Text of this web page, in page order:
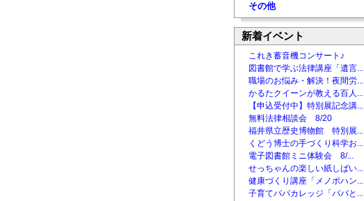
その他
新着イベント
これき蓄音機コンサート♪
図書館で学ぶ法律講座「遺言...
職場のお悩み・解決！夜間労...
かるたクイーンが教える百人...
【申込受付中】特別展記念講...
無料法律相談会 8/20
福井県立歴史博物館 特別展...
くどう博士の手づくり科学お...
電子図書館ミニ体験会 8/...
せっちゃんの楽しい紙しばい...
健康づくり講座「メノポハン...
子育てパパカレッジ「パパと...